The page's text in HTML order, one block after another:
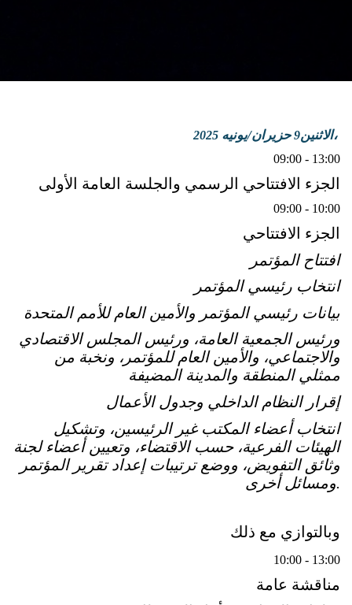
9حزيران/يونيه
2025
09:00 - 13:00
الجزء الافتتاحي الرسمي والجلسة العامة الأولى
09:00 - 10:00
الجزء الافتتاحي
افتتاح المؤتمر
انتخاب رئيسي المؤتمر
بيانات رئيسي المؤتمر والأمين العام للأمم المتحدة
ورئيس الجمعية العامة، ورئيس المجلس الاقتصادي
والاجتماعي، والأمين العام للمؤتمر، ونخبة من
ممثلي المنطقة والمدينة المضيفة
إقرار النظام الداخلي وجدول الأعمال
انتخاب أعضاء المكتب غير الرئيسين، وتشكيل
الهيئات الفرعية، حسب الاقتضاء، وتعيين أعضاء لجنة
وثائق التفويض، ووضع ترتيبات إعداد تقرير المؤتمر
وبالتوازي مع ذلك
10:00 - 13:00
مناقشة عامة